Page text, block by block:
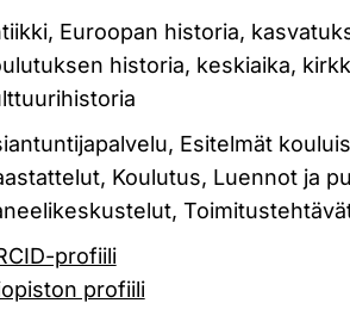
Euroopan historia,
historia, keskiaika,
Esitelmät
Koulutus, Luennot ja
profiili
profiili